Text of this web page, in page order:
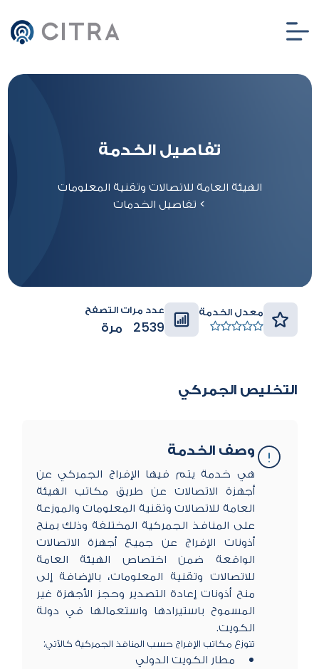
تفاصيل الخدمة
الهيئة العامة للاتصالات وتقنية المعلومات
> تفاصيل الخدمات
معدل الخدمة عدد مرات التصفح
2539 مرة
التخليص الجمركي
وصف الخدمة
​هي خدمة يتم فيها الإفراج الجمركي عن
أجهزة الاتصالات عن طريق مكاتب الهيئة
العامة للاتصالات وتقنية المعلومات والموزعة
على المنافذ الجمركية المختلفة وذلك بمنح
أذونات الإفراج عن جميع أجهزة الاتصالات
الواقعة ضمن اختصاص الهيئة العامة
للاتصالات وتقنية المعلومات، بالإضافة إلى
منح أذونات إعادة التصدير وحجز الأجهزة غير
المسموح باستيرادها واستعمالها في دولة
الكويت.​
تتوزع مكاتب الإفراج حسب المنافذ الجمركية كالآتي:
مطار الكويت الدولي